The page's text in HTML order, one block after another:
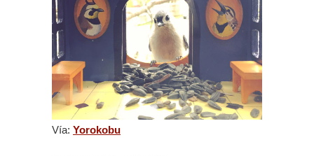
Vía: Yorokobu